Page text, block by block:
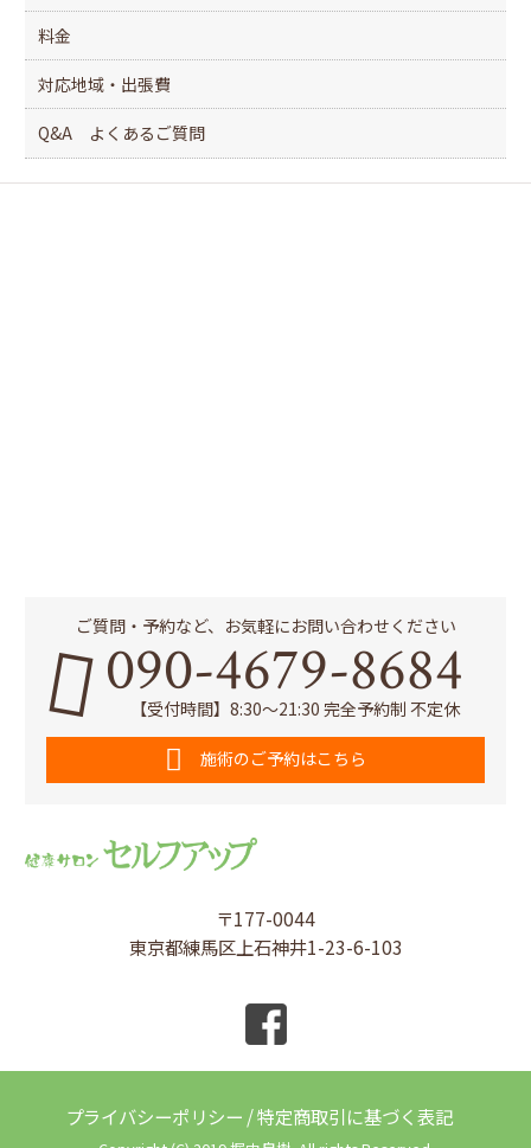
料金
対応地域・出張費
Q&A よくあるご質問
〒177-0044
東京都練馬区上石神井1-23-6-103
ご質問・予約など、お気軽にお問い合わせください
090-4679-8684
【受付時間】8:30～21:30 完全予約制 不定休
施術のご予約はこちら
プライバシーポリシー /特定商取引に基づく表記